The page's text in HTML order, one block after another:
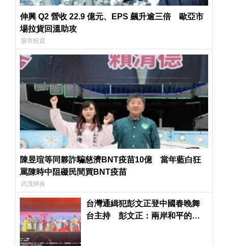
伸興 Q2 營收 22.9 億元、EPS 飆升逾三倍 歐亞市
場拉貨回溫助攻
股市投資
陳昱瑄等同夥詐騙慈濟BNT疫苗10億 當年藍白狂
罵陳時中阻礙民間買BNT疫苗
武漢肺炎
台灣通緝犯彭文正登中國春晚舞
台主持 彭文正：兩岸和平的一